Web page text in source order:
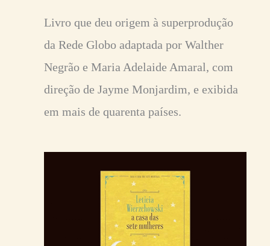
Livro que deu origem à superprodução
da Rede Globo adaptada por Walther
Negrão e Maria Adelaide Amaral, com
direção de Jayme Monjardim, e exibida
em mais de quarenta países.